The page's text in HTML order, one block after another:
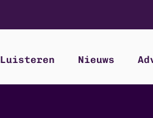
Luisteren Nieuws